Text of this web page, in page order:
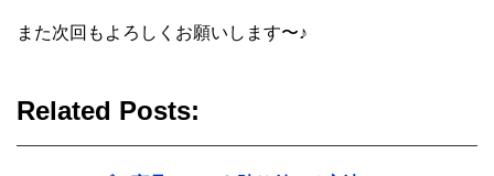
また次回もよろしくお願いします〜♪
Related Posts: